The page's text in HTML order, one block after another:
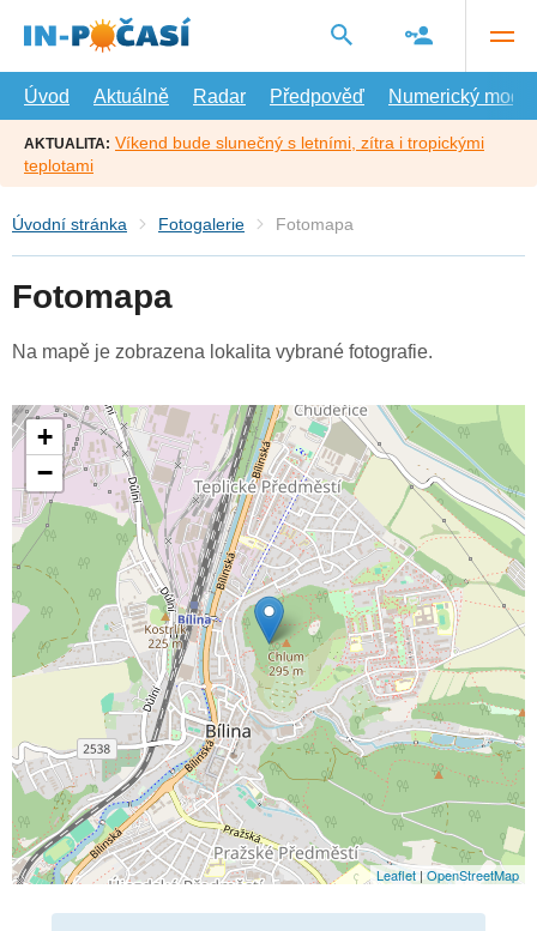
hlavní
Úvod
Aktuálně Radar Předpověď Numerický model
AKTUALITA: Víkend bude slunečný s letními, zítra i tropickými
teplotami
Úvodní stránka Fotogalerie Fotomapa
Fotomapa
Na mapě je zobrazena lokalita vybrané fotografie.
+
−
Leaflet |OpenStreetMap